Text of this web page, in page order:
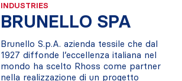
INDUSTRIES
BRUNELLO SPA
Brunello S.p.A. azienda tessile che dal
1927 diffonde l’eccellenza italiana nel
mondo ha scelto Rhoss come partner
nella realizzazione di un progetto